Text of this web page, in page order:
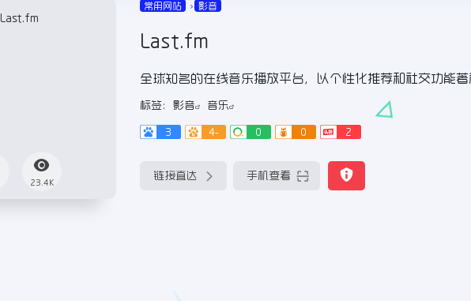
23.4K
常用网站 影音
Last.fm
全球知名的在线音乐播放平台，以个性化推荐和社交功能著
标签： 影音 音乐
3 4- 0 0 2
链接直达 手机查看